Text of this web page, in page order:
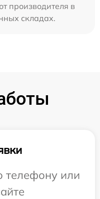
производителя в
складах.
телефону или